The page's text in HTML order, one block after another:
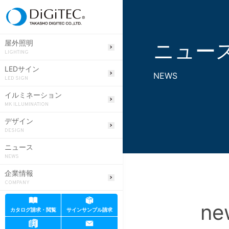
屋外照明
LIGHTING
LEDサイン
LED SIGN
イルミネーション
MK ILLUMINATION
デザイン
DESIGN
ニュース
NEWS
企業情報
COMPANY
カタログ請求・閲覧 サインサンプル請求
ニュー
NEWS